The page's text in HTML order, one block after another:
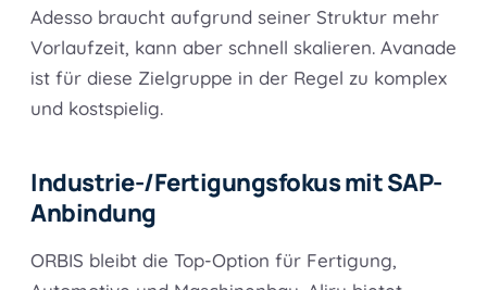
Adesso braucht aufgrund seiner Struktur mehr
Vorlaufzeit, kann aber schnell skalieren. Avanade
ist für diese Zielgruppe in der Regel zu komplex
und kostspielig.
Industrie-/Fertigungsfokus mit SAP-
Anbindung
ORBIS bleibt die Top-Option für Fertigung,